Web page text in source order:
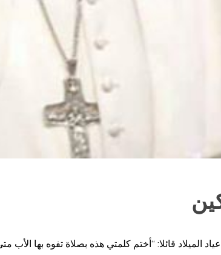
للكوريا الرومانية، 22 ديسمبر 2016، بمناسبة التهنئة بأعياد الميلاد قائلا: “أختم كلمتي هذه